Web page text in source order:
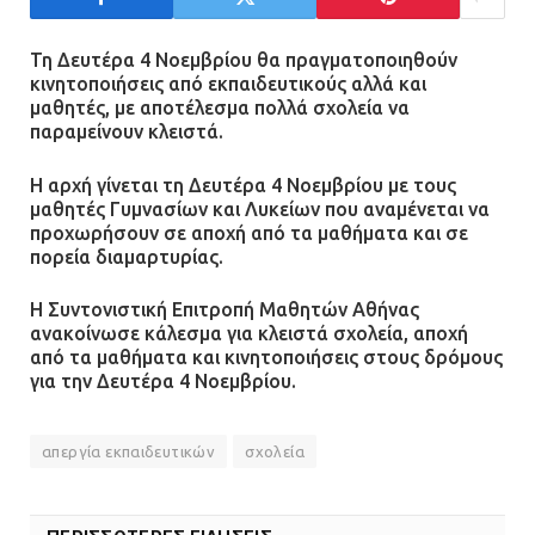
συγκρούστηκε με φορτηγό – Ένας
τραυματίας και κυκλοφοριακό χάος
21.07.2026 | 13:12
τζαμαρία και μπήκε μέσα σε μαγαζί
13.07.2026 | 21:32
Η Οινόη αποκτά μια νέα, σύγχρονη
και ασφαλή παιδική χαρά
13.07.2026 | 21:21
Τη Δευτέρα 4 Νοεμβρίου θα πραγματοποιηθούν
κινητοποιήσεις από εκπαιδευτικούς αλλά και
μαθητές, με αποτέλεσμα πολλά σχολεία να
παραμείνουν κλειστά.
Η αρχή γίνεται τη Δευτέρα 4 Νοεμβρίου με τους
μαθητές Γυμνασίων και Λυκείων που αναμένεται να
προχωρήσουν σε αποχή από τα μαθήματα και σε
πορεία διαμαρτυρίας.
Η Συντονιστική Επιτροπή Μαθητών Αθήνας
ανακοίνωσε κάλεσμα για κλειστά σχολεία, αποχή
από τα μαθήματα και κινητοποιήσεις στους δρόμους
για την Δευτέρα 4 Νοεμβρίου.
απεργία εκπαιδευτικών σχολεία